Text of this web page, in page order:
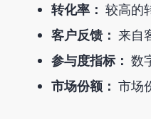
转化率： 较高的
客户反馈： 来自
参与度指标： 数
市场份额： 市场